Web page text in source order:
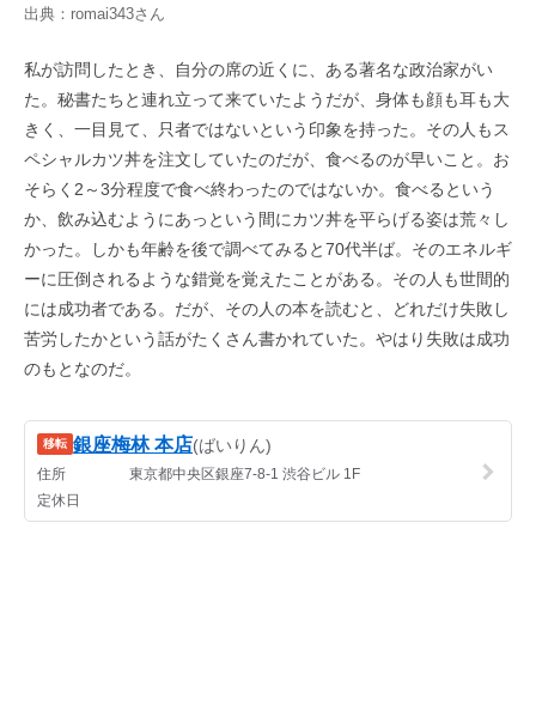
出典： romai343さん
私が訪問したとき、自分の席の近くに、ある著名な政治家がい
た。秘書たちと連れ立って来ていたようだが、身体も顔も耳も大
きく、一目見て、只者ではないという印象を持った。その人もス
ペシャルカツ丼を注文していたのだが、食べるのが早いこと。お
そらく2～3分程度で食べ終わったのではないか。食べるという
か、飲み込むようにあっという間にカツ丼を平らげる姿は荒々し
かった。しかも年齢を後で調べてみると70代半ば。そのエネルギ
ーに圧倒されるような錯覚を覚えたことがある。その人も世間的
には成功者である。だが、その人の本を読むと、どれだけ失敗し
苦労したかという話がたくさん書かれていた。やはり失敗は成功
のもとなのだ。